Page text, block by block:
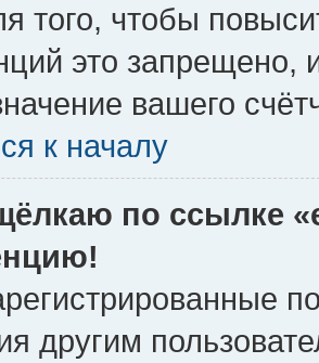
того, чтобы
это запрещено,
вашего
к началу
по ссылке
другим